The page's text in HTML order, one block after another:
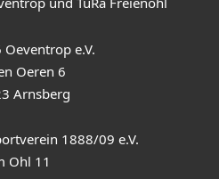
Oeventrop e.V.
Oeren 6
Arnsberg
1888/09 e.V.
Ohl 11